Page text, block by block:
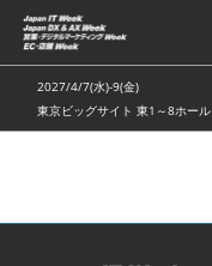
ス
キ
ッ
し
む
2027/4/7(水)-9(金)
東京ビッグサイト 東1～8ホール